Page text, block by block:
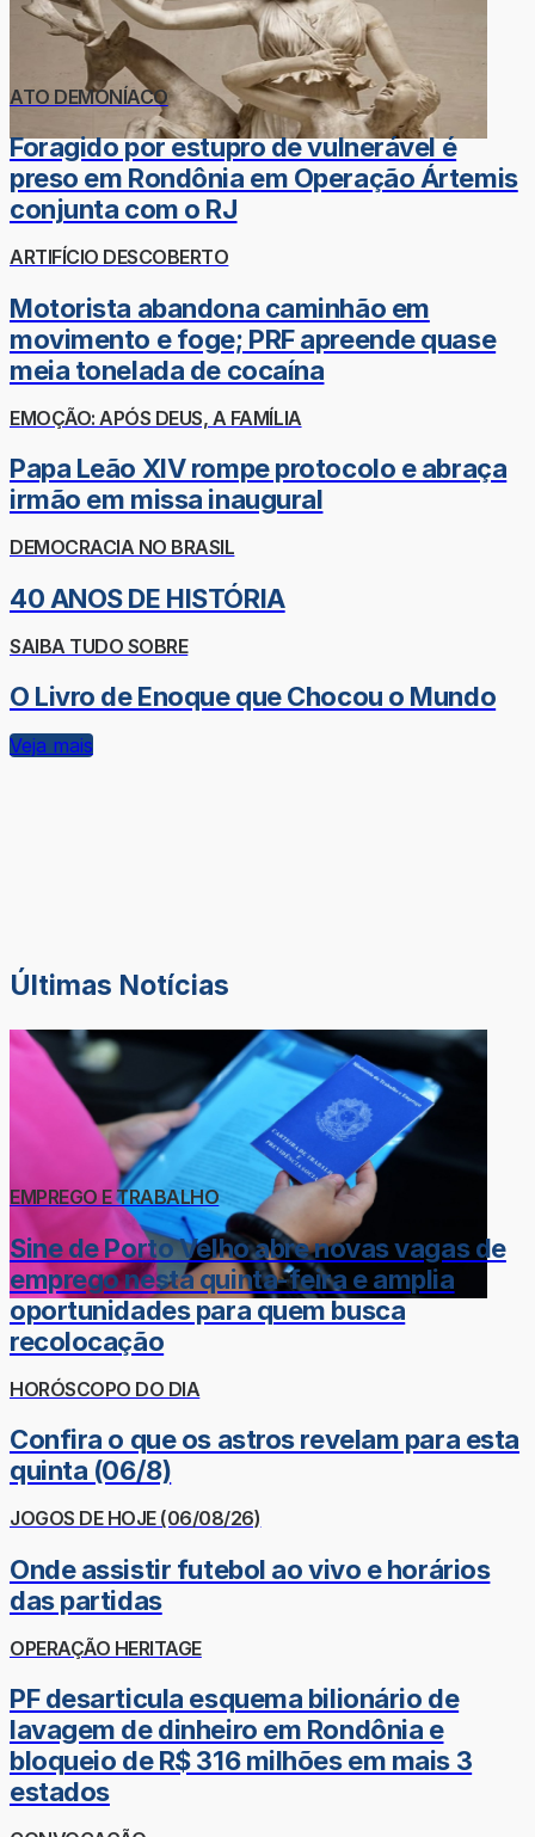
ATO DEMONÍACO
Foragido por estupro de vulnerável é
preso em Rondônia em Operação Ártemis
conjunta com o RJ
ARTIFÍCIO DESCOBERTO
Motorista abandona caminhão em
movimento e foge; PRF apreende quase
meia tonelada de cocaína
EMOÇÃO: APÓS DEUS, A FAMÍLIA
Papa Leão XIV rompe protocolo e abraça
irmão em missa inaugural
DEMOCRACIA NO BRASIL
40 ANOS DE HISTÓRIA
SAIBA TUDO SOBRE
O Livro de Enoque que Chocou o Mundo
Veja mais
Últimas Notícias
EMPREGO E TRABALHO
Sine de Porto Velho abre novas vagas de
emprego nesta quinta-feira e amplia
oportunidades para quem busca
recolocação
HORÓSCOPO DO DIA
Confira o que os astros revelam para esta
quinta (06/8)
JOGOS DE HOJE (06/08/26)
Onde assistir futebol ao vivo e horários
das partidas
OPERAÇÃO HERITAGE
PF desarticula esquema bilionário de
lavagem de dinheiro em Rondônia e
bloqueio de R$ 316 milhões em mais 3
estados